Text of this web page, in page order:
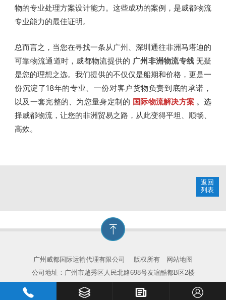
物的专业处理方案设计能力。这些成功的案例，是威都物流
专业能力的最佳证明。
总而言之，当您在寻找一条从广州、深圳通往非洲马塔迪的
可靠物流通道时，威都物流提供的 广州非洲物流专线 无疑
是您的理想之选。我们提供的不仅仅是船期和价格，更是一
份沉淀了18年的专业、一份对客户货物负责到底的承诺，
以及一套完整的、为您量身定制的 国际物流解决方案 。选
择威都物流，让您的非洲贸易之路，从此变得平坦、顺畅、
高效。
返回
列表
广州威都国际运输代理有限公司 版权所有
网站地图
公司地址：广州市越秀区人民北路698号友谊酷都B区2楼